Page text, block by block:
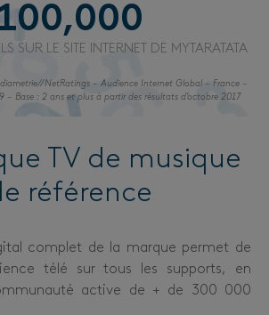
SUR LE SITE INTERNET DE MYTARATATA
NetRatings – Audience Internet Global – France –
– Base : 2 ans et plus à partir des résultats d’octobre 2017
TV de musique
référence
complet de la marque permet de
télé sur tous les supports, en
active de + de 300 000